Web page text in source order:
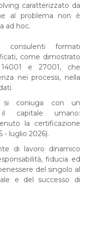
caratterizzato da
al problema non è
ad hoc.
formati
come dimostrato
e 27001, che
nei processi, nella
si coniuga con un
capitale umano:
la certificazione
- luglio 2026).
di lavoro dinamico
fiducia ed
del singolo al
e del successo di